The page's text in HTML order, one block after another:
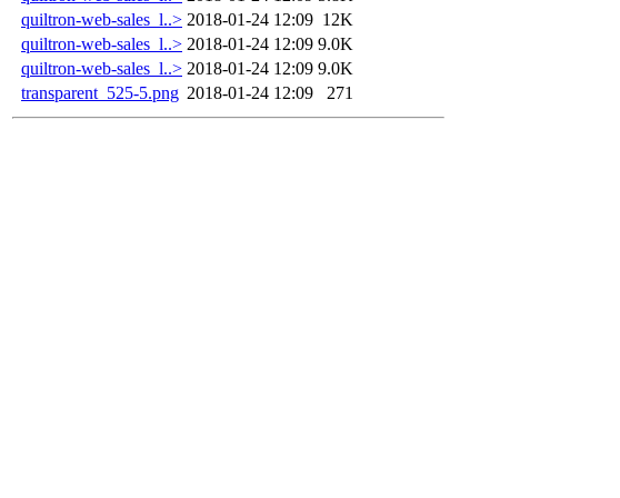
quiltron-web-sales_l..> 2018-01-24 12:09 12K
quiltron-web-sales_l..> 2018-01-24 12:09 9.0K
quiltron-web-sales_l..> 2018-01-24 12:09 9.0K
transparent_525-5.png 2018-01-24 12:09 271